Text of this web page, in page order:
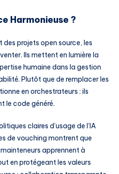
Harmonieuse ?
des projets open source, les
Ils mettent en lumière la
humaine dans la gestion
Plutôt que de remplacer les
en orchestrateurs : ils
le code généré.
claires d’usage de l’IA
de vouching montrent que
apprennent à
en protégeant les valeurs